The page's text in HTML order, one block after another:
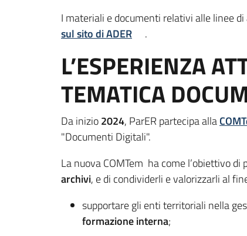
I materiali e documenti relativi alle linee
sul sito di ADER
.
L’ESPERIENZA
TEMATICA
Da inizio2024, ParER partecipa alla
"Documenti Digitali".
La nuova COMTem ha come l’obiettivo
archivi, e di condividerli e valorizzarli al
supportare gli enti territoriali nella
formazione interna;